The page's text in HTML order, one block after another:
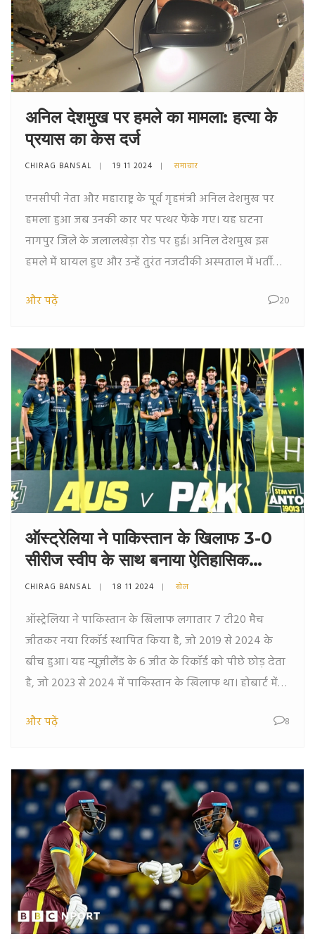
अनिल देशमुख पर हमले का मामला: हत्या के
प्रयास का केस दर्ज
CHIRAG BANSAL 19 11 2024 समाचार
एनसीपी नेता और महाराष्ट्र के पूर्व गृहमंत्री अनिल देशमुख पर
हमला हुआ जब उनकी कार पर पत्थर फेंके गए। यह घटना
नागपुर जिले के जलालखेड़ा रोड पर हुई। अनिल देशमुख इस
हमले में घायल हुए और उन्हें तुरंत नजदीकी अस्पताल में भर्ती
के प्रयास का मामला दर्ज किया है।
और पढ़ें 20
ऑस्ट्रेलिया ने पाकिस्तान के खिलाफ 3-0
सीरीज स्वीप के साथ बनाया ऐतिहासिक
रिकॉर्ड
CHIRAG BANSAL 18 11 2024 खेल
ऑस्ट्रेलिया ने पाकिस्तान के खिलाफ लगातार 7 टी20 मैच
जीतकर नया रिकॉर्ड स्थापित किया है, जो 2019 से 2024 के
बीच हुआ। यह न्यूज़ीलैंड के 6 जीत के रिकॉर्ड को पीछे छोड़ देता
है, जो 2023 से 2024 में पाकिस्तान के खिलाफ था। होबार्ट में
के लक्ष्य को 11.2 ओवर में ही हासिल कर लिया। मार्कस स्टोइनिस
दिलाई।
और पढ़ें 8